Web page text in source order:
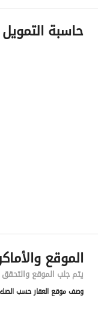
معلومات مسؤول
اسم المسؤول
رقم المبنى
الرقم الاضافي
حاسبة التمويل
الموقع
يتم جلب الموقع
وصف موقع العقار حسب